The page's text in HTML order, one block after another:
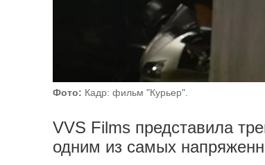
Фото: Кадр: фильм "Курьер".
VVS Films представила
одним из самых